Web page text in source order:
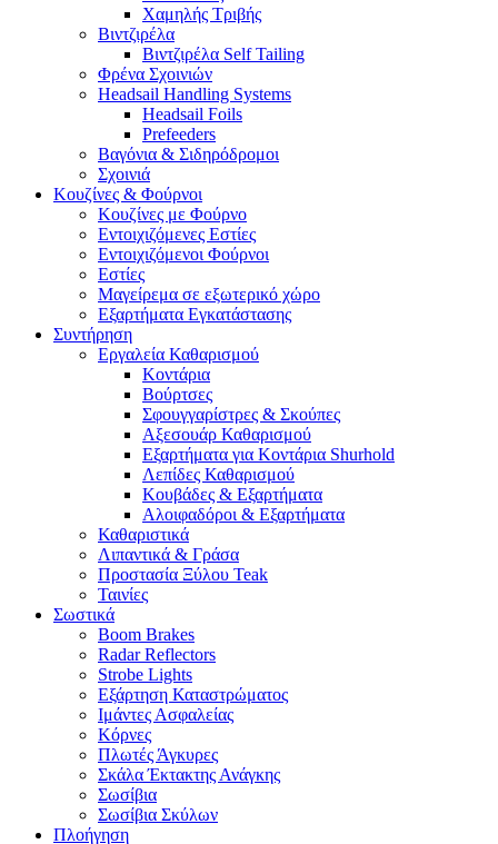
Χαμηλής Τριβής
Βιντζιρέλα
Βιντζιρέλα Self Tailing
Φρένα Σχοινιών
Headsail Handling Systems
Headsail Foils
Prefeeders
Βαγόνια & Σιδηρόδρομοι
Σχοινιά
Κουζίνες & Φούρνοι
Κουζίνες με Φούρνο
Εντοιχιζόμενες Εστίες
Εντοιχιζόμενοι Φούρνοι
Εστίες
Μαγείρεμα σε εξωτερικό χώρο
Εξαρτήματα Εγκατάστασης
Συντήρηση
Εργαλεία Καθαρισμού
Κοντάρια
Βούρτσες
Σφουγγαρίστρες & Σκούπες
Αξεσουάρ Καθαρισμού
Εξαρτήματα για Κοντάρια Shurhold
Λεπίδες Καθαρισμού
Κουβάδες & Εξαρτήματα
Αλοιφαδόροι & Εξαρτήματα
Καθαριστικά
Λιπαντικά & Γράσα
Προστασία Ξύλου Teak
Ταινίες
Σωστικά
Boom Brakes
Radar Reflectors
Strobe Lights
Εξάρτηση Καταστρώματος
Ιμάντες Ασφαλείας
Κόρνες
Πλωτές Άγκυρες
Σκάλα Έκτακτης Ανάγκης
Σωσίβια
Σωσίβια Σκύλων
Πλοήγηση